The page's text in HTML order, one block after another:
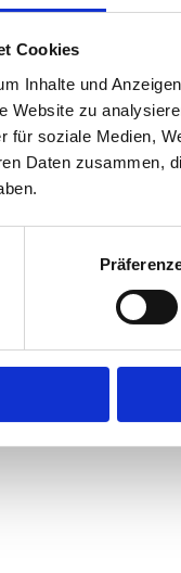
Cookies
Inhalte und
Website zu
für soziale Medien,
Daten zusammen,
exception has